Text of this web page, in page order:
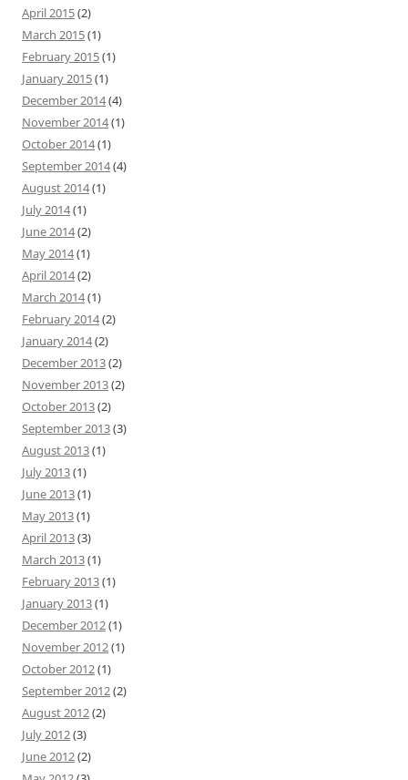
April 2015(2)
March 2015(1)
February 2015(1)
January 2015(1)
December 2014(4)
November 2014(1)
October 2014(1)
September 2014(4)
August 2014(1)
July 2014(1)
June 2014(2)
May 2014(1)
April 2014(2)
March 2014(1)
February 2014(2)
January 2014(2)
December 2013(2)
November 2013(2)
October 2013(2)
September 2013(3)
August 2013(1)
July 2013(1)
June 2013(1)
May 2013(1)
April 2013(3)
March 2013(1)
February 2013(1)
January 2013(1)
December 2012(1)
November 2012(1)
October 2012(1)
September 2012(2)
August 2012(2)
July 2012(3)
June 2012(2)